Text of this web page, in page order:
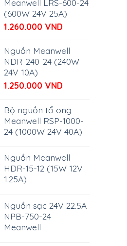
590.000 VND.
Meanwell LRS-600-24
(600W 24V 25A)
1.260.000 VND
Nguồn Meanwell
NDR-240-24 (240W
24V 10A)
1.250.000 VND
Bộ nguồn tổ ong
Meanwell RSP-1000-
24 (1000W 24V 40A)
Nguồn Meanwell
HDR-15-12 (15W 12V
1.25A)
Nguồn sạc 24V 22.5A
NPB-750-24
Meanwell